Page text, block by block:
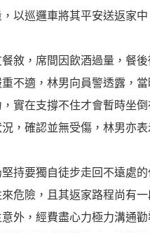
以巡邏車將其平安送返家中
敘，席間因飲酒過量，餐
不適，林男向員警透露，
實在支撐不住才會暫時坐倒
，確認並無受傷，林男亦表
持要獨自徒步走回不遠處
危險，且其返家路程尚有
外，經費盡心力極力溝通